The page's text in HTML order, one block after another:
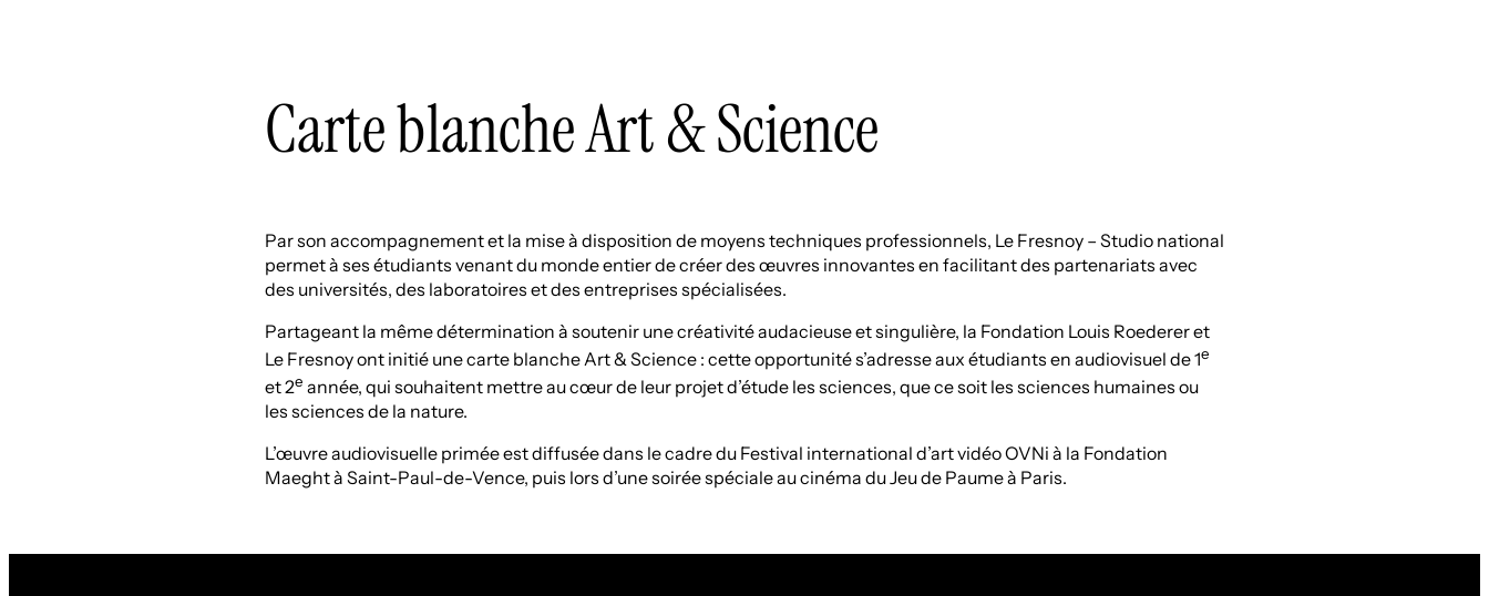
Carte blanche Art & Science
Par son accompagnement et la mise à disposition de moyens techniques professionnels, Le Fresnoy – Studio national
permet à ses étudiants venant du monde entier de créer des œuvres innovantes en facilitant des partenariats avec
des universités, des laboratoires et des entreprises spécialisées.
Partageant la même détermination à soutenir une créativité audacieuse et singulière, la Fondation Louis Roederer et
Le Fresnoy ont initié une carte blanche Art & Science : cette opportunité s’adresse aux étudiants en audiovisuel de 1e
et 2e année, qui souhaitent mettre au cœur de leur projet d’étude les sciences, que ce soit les sciences humaines ou
les sciences de la nature.
L’œuvre audiovisuelle primée est diffusée dans le cadre du Festival international d’art vidéo OVNi à la Fondation
Maeght à Saint-Paul-de-Vence, puis lors d’une soirée spéciale au cinéma du Jeu de Paume à Paris.